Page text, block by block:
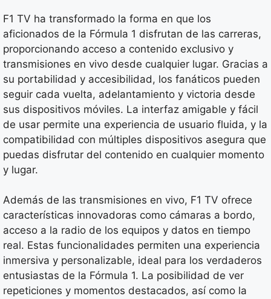
F1 TV ha transformado la forma en que los
aficionados de la Fórmula 1 disfrutan de las carreras,
proporcionando acceso a contenido exclusivo y
transmisiones en vivo desde cualquier lugar. Gracias a
su portabilidad y accesibilidad, los fanáticos pueden
seguir cada vuelta, adelantamiento y victoria desde
sus dispositivos móviles. La interfaz amigable y fácil
de usar permite una experiencia de usuario fluida, y la
compatibilidad con múltiples dispositivos asegura que
puedas disfrutar del contenido en cualquier momento
y lugar.
Además de las transmisiones en vivo, F1 TV ofrece
características innovadoras como cámaras a bordo,
acceso a la radio de los equipos y datos en tiempo
real. Estas funcionalidades permiten una experiencia
inmersiva y personalizable, ideal para los verdaderos
entusiastas de la Fórmula 1. La posibilidad de ver
repeticiones y momentos destacados, así como la